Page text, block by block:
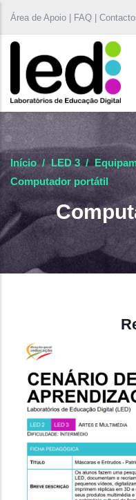
Passar para o conteúdo
Área de Apoio | FAQ |
Início / LED 3 /
Computador portátil